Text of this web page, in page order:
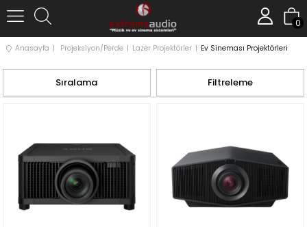
0
Anasayfa Projeksiyon/Perde Lazer Projektörler Ev Sineması Projektörleri
Filtreleme
Sıralama